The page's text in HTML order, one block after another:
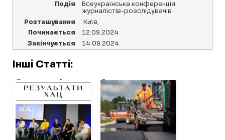
Подія
Всеукраїнська конференція
журналістів-розслідувачів
Розташування
Київ,
Починається
12.09.2024
Закінчується
14.09.2024
Інші Статті:
Резонансні
розслідування та
їх вплив.
Журналіст ХАЦ
Павло Новик
виступив на
Громада на
Харківщині
продовжує
задорого
замовляти
ремонт доріг